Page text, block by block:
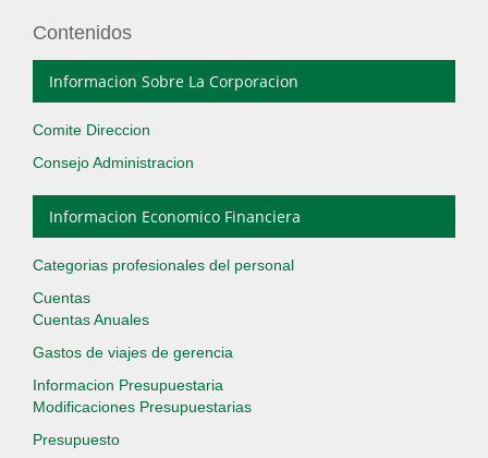
Contenidos
Informacion Sobre La Corporacion
Comite Direccion
Consejo Administracion
Informacion Economico Financiera
Categorias profesionales del personal
Cuentas
Cuentas Anuales
Gastos de viajes de gerencia
Informacion Presupuestaria
Modificaciones Presupuestarias
Presupuesto